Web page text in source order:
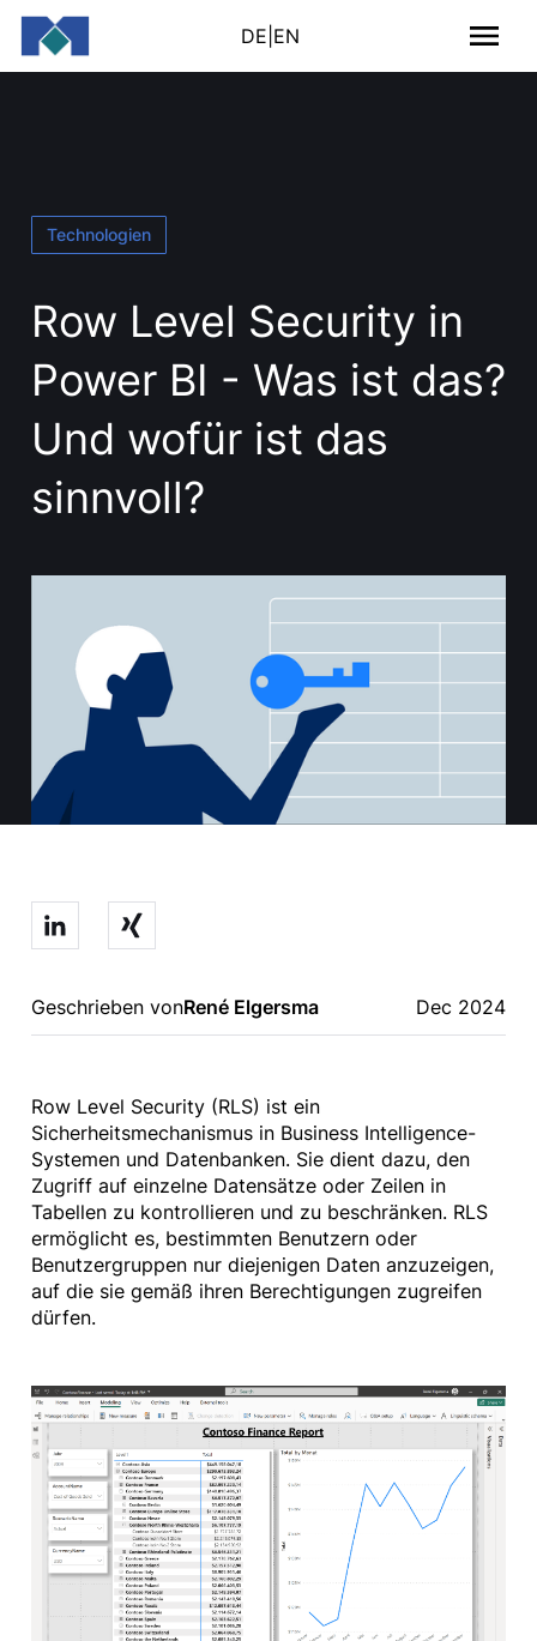
DE EN
Technologien
Row Level Security in
Power BI - Was ist das?
Und wofür ist das
sinnvoll?
Geschrieben vonRené Elgersma Dec 2024
Row Level Security (RLS) ist ein
Sicherheitsmechanismus in Business Intelligence-
Systemen und Datenbanken. Sie dient dazu, den
Zugriff auf einzelne Datensätze oder Zeilen in
Tabellen zu kontrollieren und zu beschränken. RLS
ermöglicht es, bestimmten Benutzern oder
Benutzergruppen nur diejenigen Daten anzuzeigen,
auf die sie gemäß ihren Berechtigungen zugreifen
dürfen.